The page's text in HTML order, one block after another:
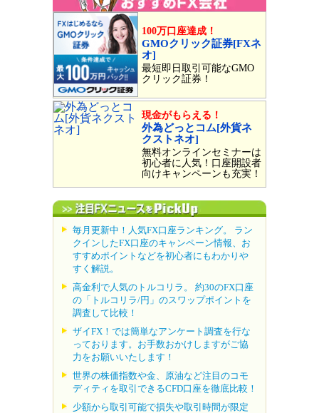
100万口座達成！
GMOクリック証券[FXネ
オ]
最短即日取引可能なGMO
クリック証券！
現金がもらえる！
外為どっとコム[外貨ネ
クストネオ]
無料オンラインセミナーは
初心者に人気！口座開設者
向けキャンペーンも充実！
毎月更新中！人気FX口座ランキング。 ラン
クインしたFX口座のキャンペーン情報、お
すすめポイントなどを初心者にもわかりや
すく解説。
高金利で人気のトルコリラ。 約30のFX口座
の「トルコリラ/円」のスワップポイントを
調査して比較！
ザイFX！では簡単なアンケート調査を行な
っております。お手数おかけしますがご協
力をお願いいたします！
世界の株価指数や金、原油など注目のコモ
ディティを取引できるCFD口座を徹底比較！
少額から取引可能で損失や取引時間が限定